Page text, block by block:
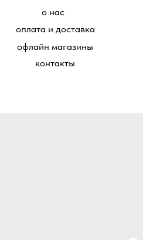
о нас
оплата и доставка
офлайн магазины
контакты